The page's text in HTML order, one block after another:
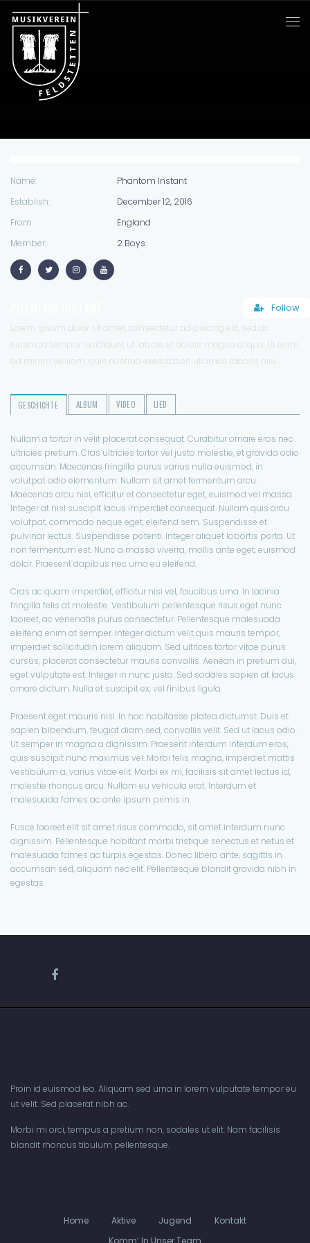
Name:
Phantom Instant
Establish:
December 12, 2016
From:
England
Member:
2 Boys
Lorem ipsum dolor sit amet, consectetur adipiscing elit, sed do
eiusmod tempor incididunt ut labore et dolore magna aliqua. Ut enim
ad minim veniam, quis nostrud exercitation ullamco laboris nisi...
Follow
GESCHICHTE ALBUM VIDEO LIED
Nullam a tortor in velit placerat consequat. Curabitur ornare eros nec
ultricies pretium. Cras ultricies tortor vel justo molestie, et gravida odio
accumsan. Maecenas fringilla purus varius nulla euismod, in
volutpat odio elementum. Nullam sit amet fermentum arcu.
Maecenas arcu nisi, efficitur et consectetur eget, euismod vel massa.
Integer at nisl suscipit lacus imperdiet consequat. Nullam quis arcu
volutpat, commodo neque eget, eleifend sem. Suspendisse et
pulvinar lectus. Suspendisse potenti. Integer aliquet lobortis porta. Ut
non fermentum est. Nunc a massa viverra, mollis ante eget, euismod
dolor. Praesent dapibus nec urna eu eleifend.
Cras ac quam imperdiet, efficitur nisi vel, faucibus urna. In lacinia
fringilla felis at molestie. Vestibulum pellentesque risus eget nunc
laoreet, ac venenatis purus consectetur. Pellentesque malesuada
eleifend enim at semper. Integer dictum velit quis mauris tempor,
imperdiet sollicitudin lorem aliquam. Sed ultrices tortor vitae purus
cursus, placerat consectetur mauris convallis. Aenean in pretium dui,
eget vulputate est. Integer in nunc justo. Sed sodales sapien at lacus
ornare dictum. Nulla et suscipit ex, vel finibus ligula.
Praesent eget mauris nisl. In hac habitasse platea dictumst. Duis et
sapien bibendum, feugiat diam sed, convallis velit. Sed ut lacus odio.
Ut semper in magna a dignissim. Praesent interdum interdum eros,
quis suscipit nunc maximus vel. Morbi felis magna, imperdiet mattis
vestibulum a, varius vitae elit. Morbi ex mi, facilisis sit amet lectus id,
molestie rhoncus arcu. Nullam eu vehicula erat. Interdum et
malesuada fames ac ante ipsum primis in.
Fusce laoreet elit sit amet risus commodo, sit amet interdum nunc
dignissim. Pellentesque habitant morbi tristique senectus et netus et
malesuada fames ac turpis egestas. Donec libero ante, sagittis in
accumsan sed, aliquam nec elit. Pellentesque blandit gravida nibh in
egestas.
Proin id euismod leo. Aliquam sed urna in lorem vulputate tempor eu
ut velit. Sed placerat nibh ac.
Morbi mi orci, tempus a pretium non, sodales ut elit. Nam facilisis
blandit rhoncus tibulum pellentesque.
Home Aktive Jugend
Kontakt